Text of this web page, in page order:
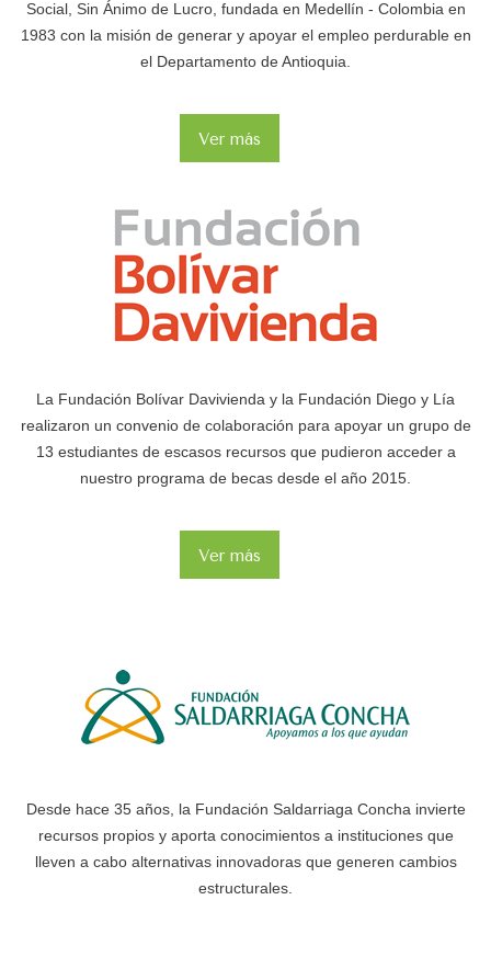
Social, Sin Ánimo de Lucro, fundada en Medellín - Colombia en
1983 con la misión de generar y apoyar el empleo perdurable en
el Departamento de Antioquia.
Ver más
La Fundación Bolívar Davivienda y la Fundación Diego y Lía
realizaron un convenio de colaboración para apoyar un grupo de
13 estudiantes de escasos recursos que pudieron acceder a
nuestro programa de becas desde el año 2015.
Ver más
Desde hace 35 años, la Fundación Saldarriaga Concha invierte
recursos propios y aporta conocimientos a instituciones que
lleven a cabo alternativas innovadoras que generen cambios
estructurales.